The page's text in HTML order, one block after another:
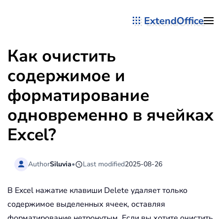
ExtendOffice
Как очистить
содержимое и
форматирование
одновременно в ячейках
Excel?
AuthorSiluvia• Last modified2025-08-26
В Excel нажатие клавиши Delete удаляет только
содержимое выделенных ячеек, оставляя